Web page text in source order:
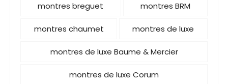
montres breguet montres BRM
montres chaumet montres de luxe
montres de luxe Baume & Mercier
montres de luxe Corum